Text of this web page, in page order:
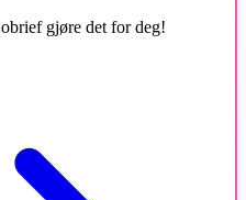
gjøre det for deg!